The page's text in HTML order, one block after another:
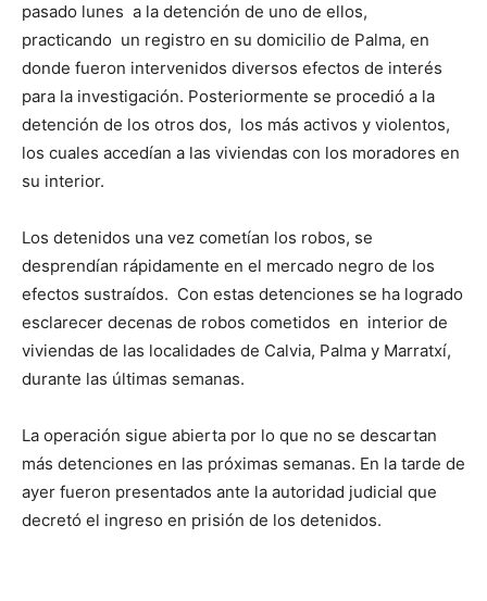
pasado lunes a la detención de uno de ellos,
practicando un registro en su domicilio de Palma, en
donde fueron intervenidos diversos efectos de interés
para la investigación. Posteriormente se procedió a la
detención de los otros dos, los más activos y violentos,
los cuales accedían a las viviendas con los moradores en
su interior.
Los detenidos una vez cometían los robos, se
desprendían rápidamente en el mercado negro de los
efectos sustraídos. Con estas detenciones se ha logrado
esclarecer decenas de robos cometidos en interior de
viviendas de las localidades de Calvia, Palma y Marratxí,
durante las últimas semanas.
La operación sigue abierta por lo que no se descartan
más detenciones en las próximas semanas. En la tarde de
ayer fueron presentados ante la autoridad judicial que
decretó el ingreso en prisión de los detenidos.